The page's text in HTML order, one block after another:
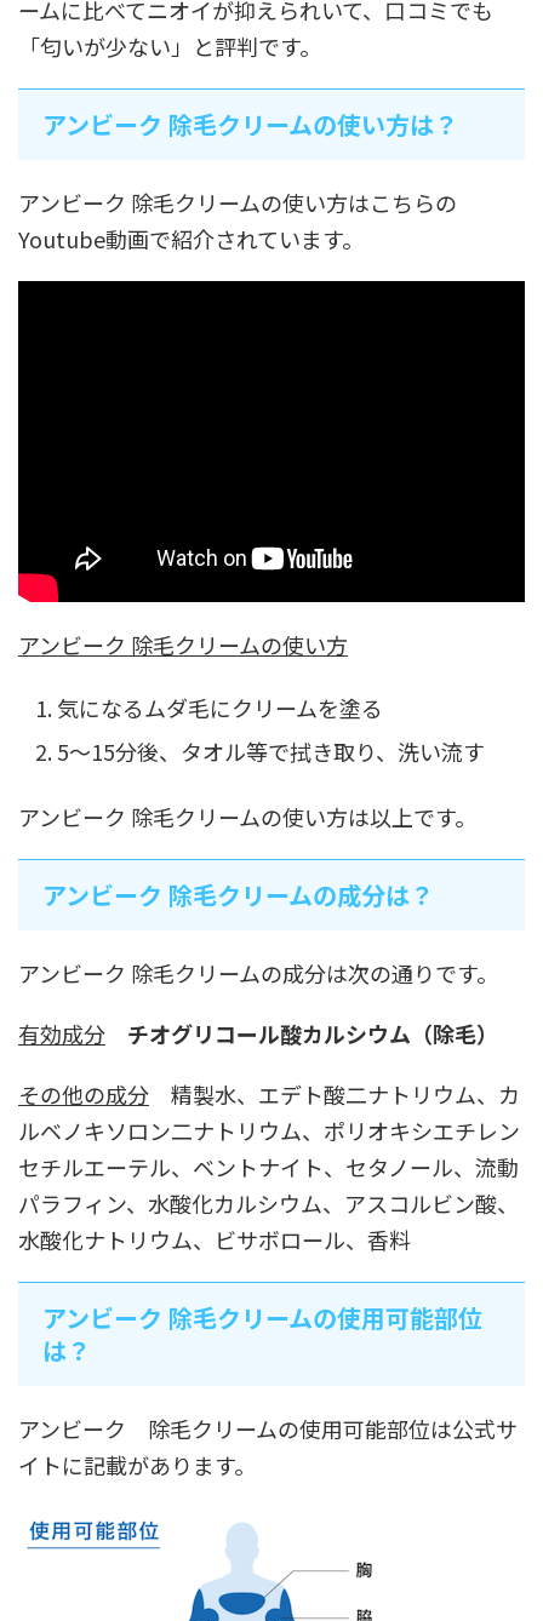
ームに比べてニオイが抑えられいて、口コミでも
「匂いが少ない」と評判です。
アンビーク 除毛クリームの使い方は？
アンビーク 除毛クリームの使い方はこちらの
Youtube動画で紹介されています。
アンビーク 除毛クリームの使い方
気になるムダ毛にクリームを塗る
5〜15分後、タオル等で拭き取り、洗い流す
アンビーク 除毛クリームの使い方は以上です。
アンビーク 除毛クリームの成分は？
アンビーク 除毛クリームの成分は次の通りです。
有効成分
チオグリコール酸カルシウム（除毛）
その他の成分 精製水、エデト酸二ナトリウム、カ
ルベノキソロン二ナトリウム、ポリオキシエチレン
セチルエーテル、ベントナイト、セタノール、流動
パラフィン、水酸化カルシウム、アスコルビン酸、
水酸化ナトリウム、ビサボロール、香料
アンビーク 除毛クリームの使用可能部位
は？
アンビーク 除毛クリームの使用可能部位は公式サ
イトに記載があります。